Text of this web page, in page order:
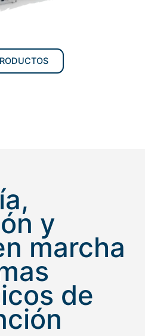
y
marcha
de